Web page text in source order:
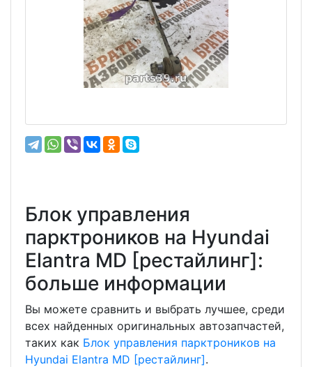
Блок управления
парктроников на Hyundai
Elantra MD [рестайлинг]:
больше информации
Вы можете сравнить и выбрать лучшее, среди
всех найденных оригинальных автозапчастей,
таких как Блок управления парктроников на
Hyundai Elantra MD [рестайлинг].